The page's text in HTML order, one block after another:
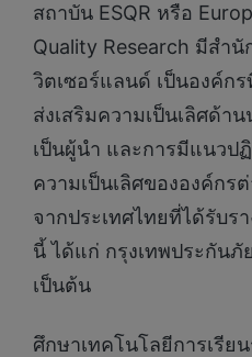
สถาบัน ESQR หรือ
Quality Research มีสำ
วิตเซอร์แลนด์ เป็นองค์ก
ส่งเสริมความเป็นเลิศด้
เป็นผู้นำ และการมีแนวป
ความเป็นเลิศขององค์กร
จากประเทศไทยที่ได้รับร
นี้ ได้แก่ กรุงเทพประกัน
เป็นต้น
ศึกษาเทคโนโลยีการเรีย